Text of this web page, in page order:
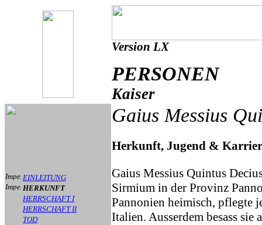
Version LX
PERSONEN
Kaiser
EINLEITUNG
HERKUNFT
HERRSCHAFT I
HERRSCHAFT II
TOD
Gaius Messius
Herkunft, Jugend &
Gaius Messius Quintus
Sirmium in der Provinz
Pannonien heimisch, pflegte
Italien. Ausserdem besass